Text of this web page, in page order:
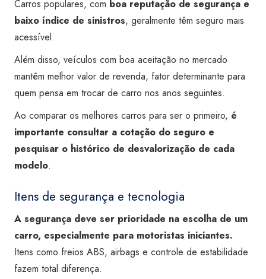
Carros populares, com boa reputação de segurança e
baixo índice de sinistros, geralmente têm seguro mais
acessível.
Além disso, veículos com boa aceitação no mercado
mantêm melhor valor de revenda, fator determinante para
quem pensa em trocar de carro nos anos seguintes.
Ao comparar os melhores carros para ser o primeiro, é
importante consultar a cotação do seguro e
pesquisar o histórico de desvalorização de cada
modelo.
Itens de segurança e tecnologia
A segurança deve ser prioridade na escolha de um
carro, especialmente para motoristas iniciantes.
Itens como freios ABS, airbags e controle de estabilidade
fazem total diferença.